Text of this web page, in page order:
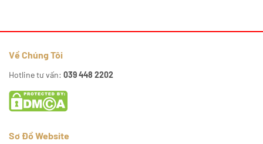
Về Chúng Tôi
Hotline tư vấn: 039 448 2202
Sơ Đồ Website